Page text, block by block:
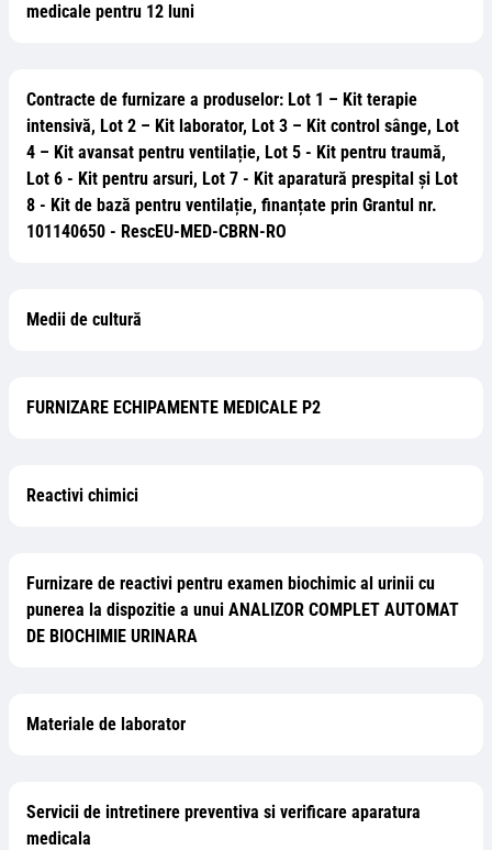
medicale pentru 12 luni
Contracte de furnizare a produselor: Lot 1 – Kit terapie
intensivă, Lot 2 – Kit laborator, Lot 3 – Kit control sânge, Lot
4 – Kit avansat pentru ventilație, Lot 5 - Kit pentru traumă,
Lot 6 - Kit pentru arsuri, Lot 7 - Kit aparatură prespital și Lot
8 - Kit de bază pentru ventilație, finanțate prin Grantul nr.
101140650 - RescEU-MED-CBRN-RO
Medii de cultură
FURNIZARE ECHIPAMENTE MEDICALE P2
Reactivi chimici
Furnizare de reactivi pentru examen biochimic al urinii cu
punerea la dispozitie a unui ANALIZOR COMPLET AUTOMAT
DE BIOCHIMIE URINARA
Materiale de laborator
Servicii de intretinere preventiva si verificare aparatura
medicala